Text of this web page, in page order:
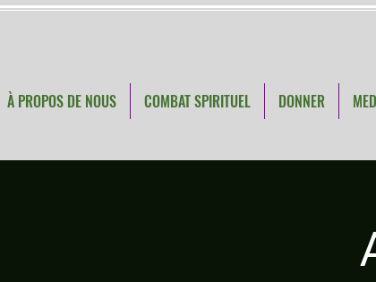
À PROPOS DE NOUS COMBAT SPIRITUEL DONNER